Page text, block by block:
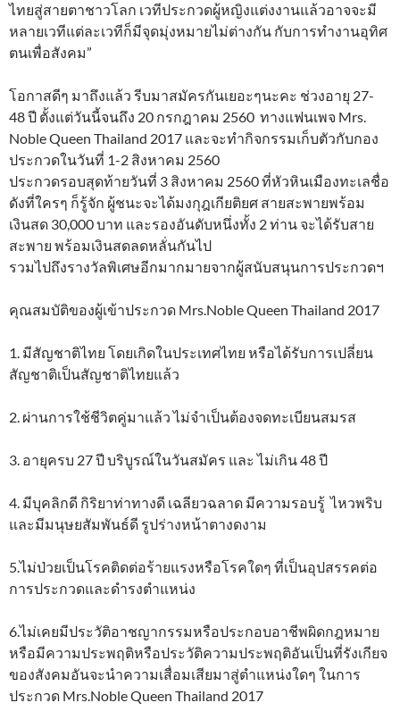
ไทยสู่สายตาชาวโลก เวทีประกวดผู้หญิงแต่งงานแล้วอาจจะมี
หลายเวทีแต่ละเวทีก็มีจุดมุ่งหมายไม่ต่างกัน กับการทำงานอุทิศ
ตนเพื่อสังคม”
โอกาสดีๆ มาถึงแล้ว รีบมาสมัครกันเยอะๆนะคะ ช่วงอายุ 27-
48 ปี ตั้งแต่วันนี้จนถึง 20 กรกฎาคม 2560 ทางแฟนเพจ Mrs.
Noble Queen Thailand 2017 และจะทำกิจกรรมเก็บตัวกับกอง
ประกวดในวันที่ 1-2 สิงหาคม 2560
ประกวดรอบสุดท้ายวันที่ 3 สิงหาคม 2560 ที่หัวหินเมืองทะเลชื่อ
ดังที่ใครๆ ก็รู้จัก ผู้ชนะจะได้มงกุฎเกียติยศ สายสะพายพร้อม
เงินสด 30,000 บาท และรองอันดับหนึ่งทั้ง 2 ท่าน จะได้รับสาย
สะพาย พร้อมเงินสดลดหลั่นกันไป
รวมไปถึงรางวัลพิเศษอีกมากมายจากผู้สนับสนุนการประกวดฯ
คุณสมบัติของผู้เข้าประกวด Mrs.Noble Queen Thailand 2017
1. มีสัญชาติไทย โดยเกิดในประเทศไทย หรือได้รับการเปลี่ยน
สัญชาติเป็นสัญชาติไทยแล้ว
2. ผ่านการใช้ชีวิตคู่มาแล้ว ไม่จำเป็นต้องจดทะเบียนสมรส
3. อายุครบ 27 ปี บริบูรณ์ในวันสมัคร และ ไม่เกิน 48 ปี
4. มีบุคลิกดี กิริยาท่าทางดี เฉลียวฉลาด มีความรอบรู้ ไหวพริบ
และมีมนุษยสัมพันธ์ดี รูปร่างหน้าตางดงาม
5.ไม่ป่วยเป็นโรคติดต่อร้ายแรงหรือโรคใดๆ ที่เป็นอุปสรรคต่อ
การประกวดและดำรงตำแหน่ง
6.ไม่เคยมีประวัติอาชญากรรมหรือประกอบอาชีพผิดกฎหมาย
หรือมีความประพฤติหรือประวัติความประพฤติอันเป็นที่รังเกียจ
ของสังคมอันจะนำความเสื่อมเสียมาสู่ตำแหน่งใดๆ ในการ
ประกวด Mrs.Noble Queen Thailand 2017